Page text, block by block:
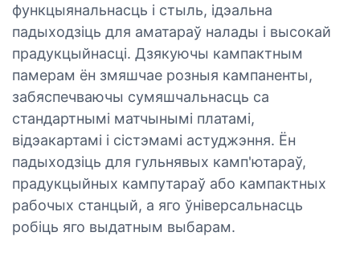
функцыянальнасць і стыль, ідэальна
падыходзіць для аматараў налады і высокай
прадукцыйнасці. Дзякуючы кампактным
памерам ён змяшчае розныя кампаненты,
забяспечваючы сумяшчальнасць са
стандартнымі матчынымі платамі,
відэакартамі і сістэмамі астуджэння. Ён
падыходзіць для гульнявых камп'ютараў,
прадукцыйных кампутараў або кампактных
рабочых станцый, а яго ўніверсальнасць
робіць яго выдатным выбарам.